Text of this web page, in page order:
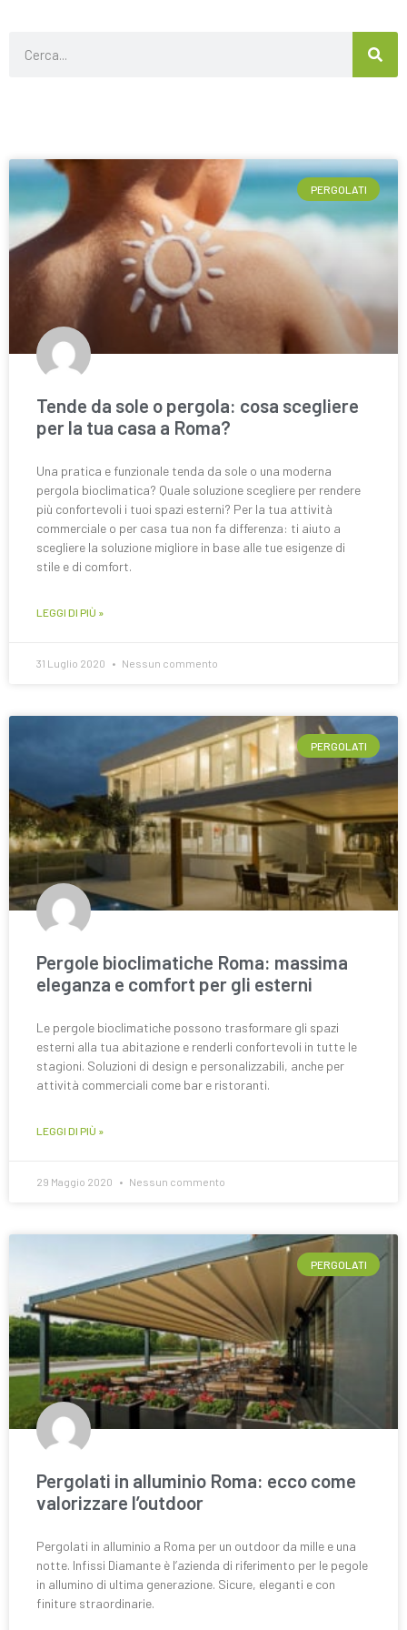
PERGOLATI
Tende da sole o pergola: cosa scegliere
per la tua casa a Roma?
Una pratica e funzionale tenda da sole o una moderna
pergola bioclimatica? Quale soluzione scegliere per rendere
più confortevoli i tuoi spazi esterni? Per la tua attività
commerciale o per casa tua non fa differenza: ti aiuto a
scegliere la soluzione migliore in base alle tue esigenze di
stile e di comfort.
LEGGI DI PIÙ »
31 Luglio 2020 Nessun commento
PERGOLATI
Pergole bioclimatiche Roma: massima
eleganza e comfort per gli esterni
Le pergole bioclimatiche possono trasformare gli spazi
esterni alla tua abitazione e renderli confortevoli in tutte le
stagioni. Soluzioni di design e personalizzabili, anche per
attività commerciali come bar e ristoranti.
LEGGI DI PIÙ »
29 Maggio 2020 Nessun commento
PERGOLATI
Pergolati in alluminio Roma: ecco come
valorizzare l’outdoor
Pergolati in alluminio a Roma per un outdoor da mille e una
notte. Infissi Diamante è l’azienda di riferimento per le pegole
in allumino di ultima generazione. Sicure, eleganti e con
finiture straordinarie.